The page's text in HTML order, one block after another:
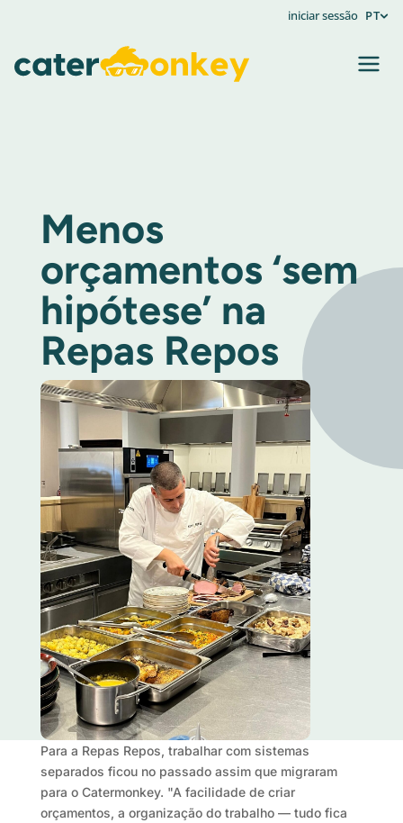
iniciar sessão PT
Menos
orçamentos ‘sem
hipótese’ na
Repas Repos
Para a Repas Repos, trabalhar com sistemas
separados ficou no passado assim que migraram
para o Catermonkey. "A facilidade de criar
orçamentos, a organização do trabalho — tudo fica